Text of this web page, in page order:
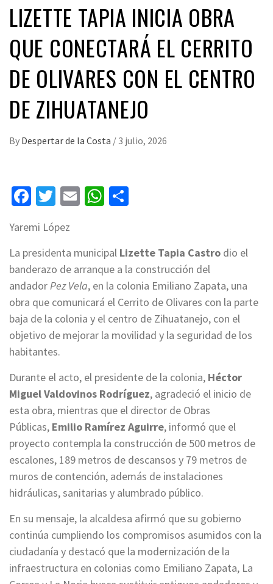
LIZETTE TAPIA INICIA OBRA
QUE CONECTARÁ EL CERRITO
DE OLIVARES CON EL CENTRO
DE ZIHUATANEJO
By Despertar de la Costa / 3 julio, 2026
Facebook
Twitter
EmailWhatsApp
Yaremi López
La presidenta municipal Lizette Tapia Castro dio el
banderazo de arranque a la construcción del
andadorPez Vela, en la colonia Emiliano Zapata, una
obra que comunicará el Cerrito de Olivares con la parte
baja de la colonia y el centro de Zihuatanejo, con el
objetivo de mejorar la movilidad y la seguridad de los
habitantes.
Durante el acto, el presidente de la colonia, Héctor
Miguel Valdovinos Rodríguez, agradeció el inicio de
esta obra, mientras que el director de Obras
Públicas, Emilio Ramírez Aguirre, informó que el
proyecto contempla la construcción de 500 metros de
escalones, 189 metros de descansos y 79 metros de
muros de contención, además de instalaciones
hidráulicas, sanitarias y alumbrado público.
En su mensaje, la alcaldesa afirmó que su gobierno
continúa cumpliendo los compromisos asumidos con la
ciudadanía y destacó que la modernización de la
infraestructura en colonias como Emiliano Zapata, La